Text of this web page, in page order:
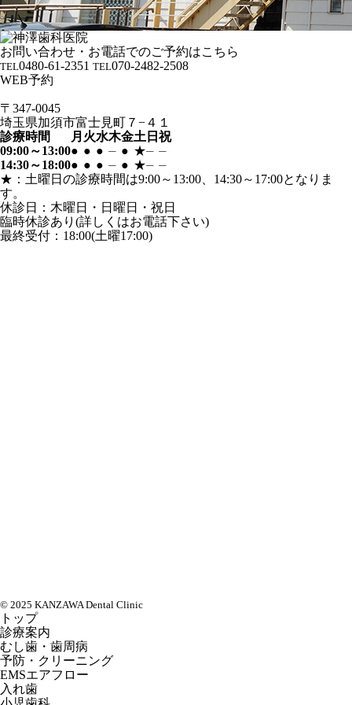
お問い合わせ・お電話でのご予約はこちら
TEL0480-61-2351 TEL070-2482-2508
WEB予約
〒347-0045
埼玉県加須市富士見町７−４１
診療時間
月 火水木金土 日祝
09:00～13:00● ● ● ⏤ ● ★⏤ ⏤
14:30～18:00● ● ● ⏤ ● ★⏤ ⏤
★：土曜日の診療時間は9:00～13:00、14:30～17:00となりま
す。
休診日：木曜日・日曜日・祝日
臨時休診あり(詳しくはお電話下さい)
最終受付：18:00(土曜17:00)
© 2025 KANZAWA Dental Clinic
トップ
診療案内
むし歯・歯周病
予防・クリーニング
EMSエアフロー
入れ歯